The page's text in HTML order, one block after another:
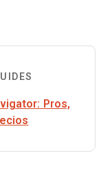
Pros,